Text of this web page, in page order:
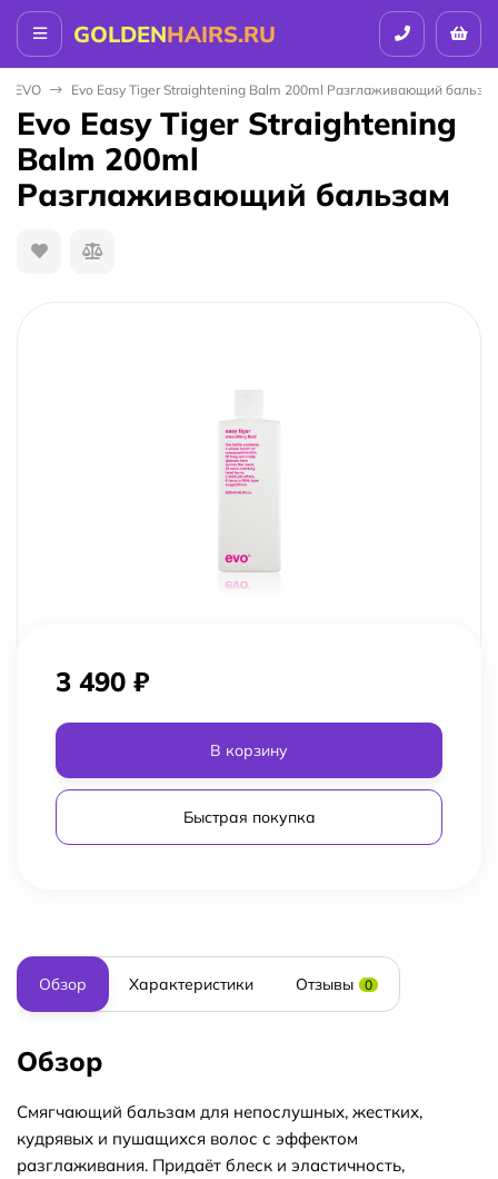
GOLDENHAIRS.RU
EVO Evo Easy Tiger Straightening Balm 200ml Разглаживающий
Evo Easy Tiger Straightening
Balm 200ml
Разглаживающий бальзам
3 490 ₽
В корзину
Быстрая покупка
Обзор Характеристики Отзывы 0
Обзор
Смягчающий бальзам для непослушных, жестких,
кудрявых и пушащихся волос с эффектом
разглаживания. Придаёт блеск и эластичность,